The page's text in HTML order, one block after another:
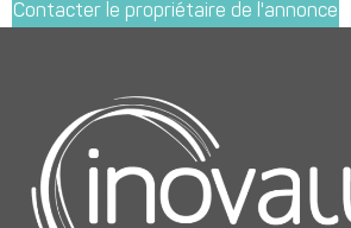
Contacter le propriétaire de l'annonce